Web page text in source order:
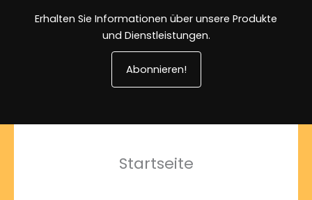
Erhalten Sie Informationen über unsere Produkte
und Dienstleistungen.
Abonnieren!
Startseite